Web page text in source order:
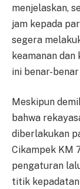
menjelaskan,
jam kepada
segera
keamanan
ini benar-
Meskipun
bahwa
diberlakukan
Cikampek KM
pengaturan
titik